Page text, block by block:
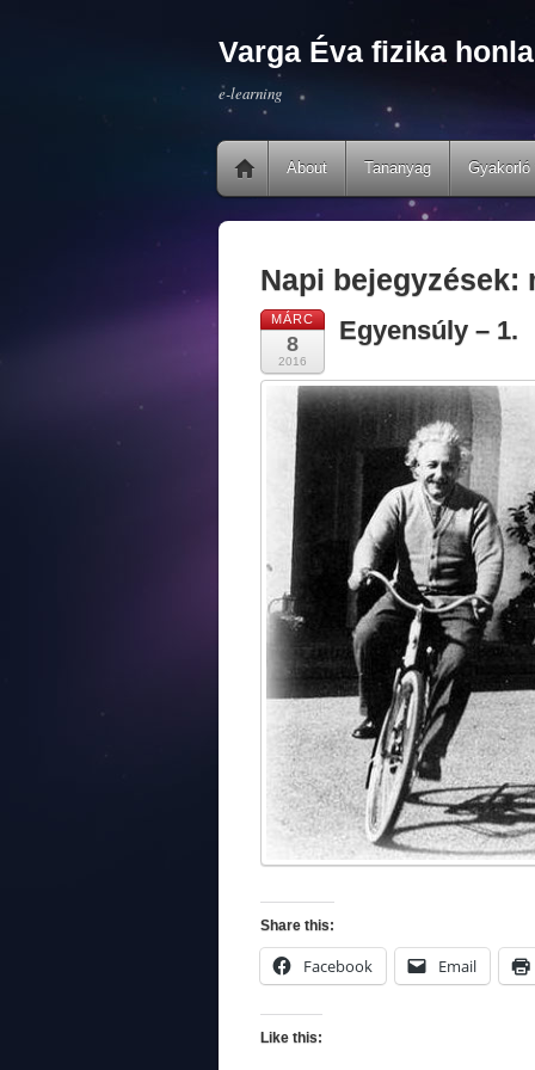
Varga Éva fizika
e-learning
About Tananyag Gyakorló
Napi bejegyzések:
MÁRC
8
2016
Egyensúly – 1.
Share this:
Facebook Email
Like this: